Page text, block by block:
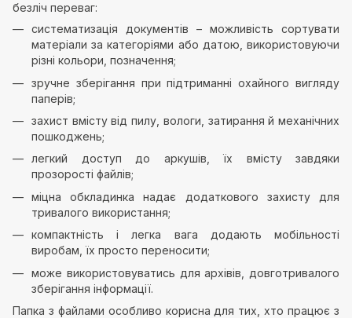
безліч переваг:
систематизація документів – можливість сортувати
матеріали за категоріями або датою, використовуючи
різні кольори, позначення;
зручне зберігання при підтриманні охайного вигляду
паперів;
захист вмісту від пилу, вологи, затирання й механічних
пошкоджень;
легкий доступ до аркушів, їх вмісту завдяки
прозорості файлів;
міцна обкладинка надає додаткового захисту для
тривалого використання;
компактність і легка вага додають мобільності
виробам, їх просто переносити;
може використовуватись для архівів, довготривалого
зберігання інформації.
Папка з файлами особливо корисна для тих, хто працює з